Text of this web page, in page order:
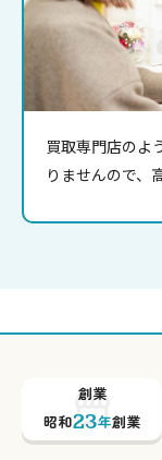
買取専門店のよ
りませんので、
創業
昭和23年創業